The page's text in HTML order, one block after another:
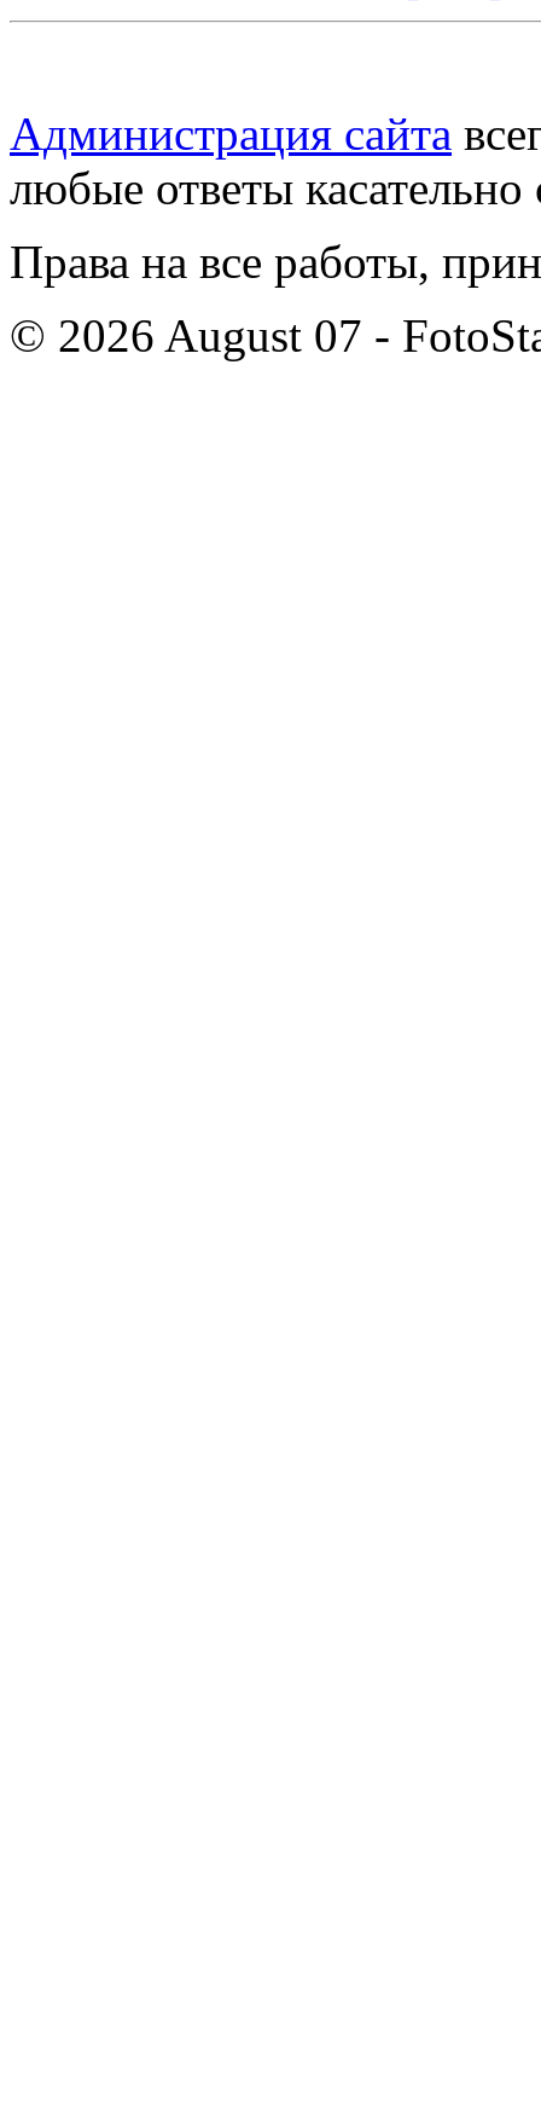
Администрация сайта
любые ответы касательно
Права на все работы,
© 2026 August 07 -